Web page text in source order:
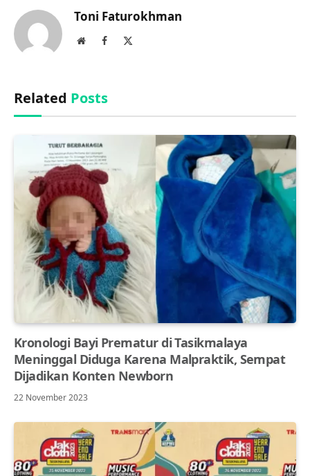
Toni Faturokhman
WebsiteFacebook
Related Posts
Kronologi Bayi Prematur di Tasikmalaya
Meninggal Diduga Karena Malpraktik, Sempat
Dijadikan Konten Newborn
22 November 2023